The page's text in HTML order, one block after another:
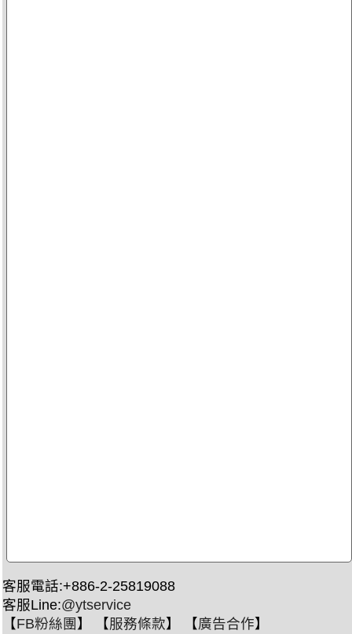
客服電話:+886-2-25819088
客服Line:@ytservice
【FB粉絲團 】 【服務條款】 【廣告合作】